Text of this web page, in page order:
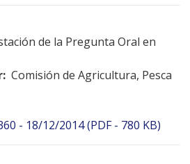
de la Pregunta Oral en
Comisión de Agricultura, Pesca
- 18/12/2014 (PDF - 780 KB)